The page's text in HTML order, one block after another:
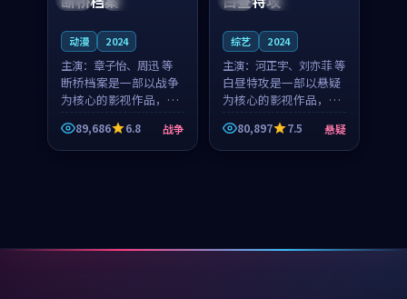
动漫 2024
主演： 章子怡、周迅 等
断桥档案是一部以战争
为核心的影视作品，围
绕危机、反转与人物成
长展开，整体节奏紧
凑，值得推荐观看。
89,686 6.8 战争
综艺 2024
主演： 河正宇、刘亦菲 等
白昼特攻是一部以悬疑
为核心的影视作品，围
绕危机、反转与人物成
长展开，整体节奏紧
凑，值得推荐观看。
80,897 7.5 悬疑